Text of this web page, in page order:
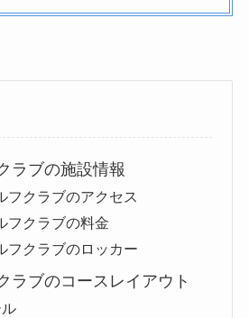
ラブの施設情報
フクラブのアクセス
フクラブの料金
フクラブのロッカー
ラブのコースレイアウト